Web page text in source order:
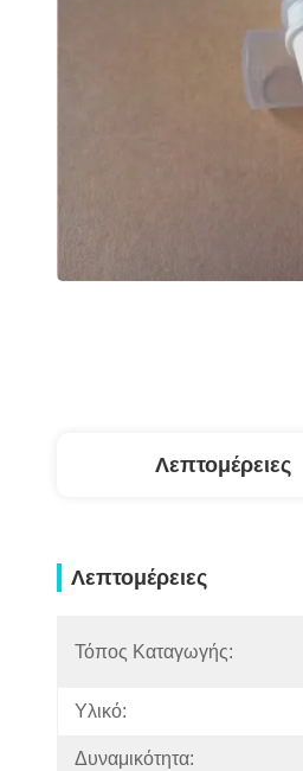
Λεπτομέρειες
Λεπτομέρειες
Τόπος Καταγωγής:
Υλικό:
Δυναμικότητα: